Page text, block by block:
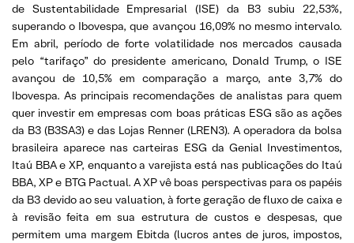
de Sustentabilidade Empresarial (ISE) da B3 subiu 22,53%,
superando o Ibovespa, que avançou 16,09% no mesmo intervalo.
Em abril, período de forte volatilidade nos mercados causada
pelo “tarifaço” do presidente americano, Donald Trump, o ISE
avançou de 10,5% em comparação a março, ante 3,7% do
Ibovespa. As principais recomendações de analistas para quem
quer investir em empresas com boas práticas ESG são as ações
da B3 (B3SA3) e das Lojas Renner (LREN3). A operadora da bolsa
brasileira aparece nas carteiras ESG da Genial Investimentos,
Itaú BBA e XP, enquanto a varejista está nas publicações do Itaú
BBA, XP e BTG Pactual. A XP vê boas perspectivas para os papéis
da B3 devido ao seu valuation, à forte geração de fluxo de caixa e
à revisão feita em sua estrutura de custos e despesas, que
permitem uma margem Ebitda (lucros antes de juros, impostos,